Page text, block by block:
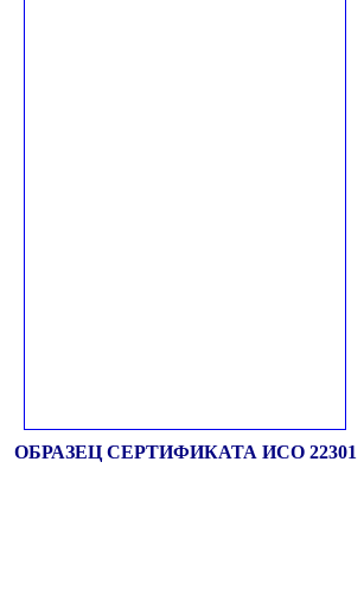
ОБРАЗЕЦ СЕРТИФИКАТА ИСО 22301